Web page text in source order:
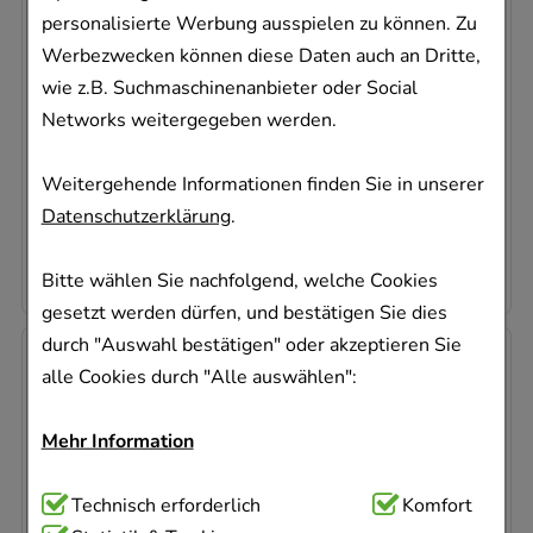
personalisierte Werbung ausspielen zu können. Zu
Werbezwecken können diese Daten auch an Dritte,
wie z.B. Suchmaschinenanbieter oder Social
Networks weitergegeben werden.
Weitergehende Informationen finden Sie in unserer
Datenschutzerklärung.
Bitte wählen Sie nachfolgend, welche Cookies
gesetzt werden dürfen, und bestätigen Sie dies
durch "Auswahl bestätigen" oder akzeptieren Sie
alle Cookies durch "Alle auswählen":
Mehr Information
Technisch Notwendig:Hierbei handelt es sich um
Technisch erforderlich
Komfort
GmbH & Co. KG
1000St
Tabletten
06320065
24,23 €¹
AVP:33,30 €²
-31%